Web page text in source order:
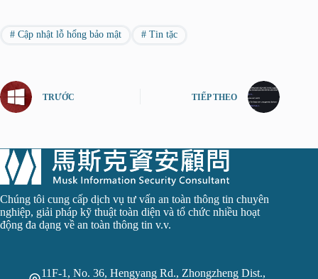
#Cập nhật lỗ hổng bảo mật #Tin tặc
TRƯỚC TIẾP THEO
Chúng tôi cung cấp dịch vụ tư vấn an toàn thông tin chuyên
nghiệp, giải pháp kỹ thuật toàn diện và tổ chức nhiều hoạt
động đa dạng về an toàn thông tin v.v.
11F-1, No. 36, Hengyang Rd., Zhongzheng Dist.,